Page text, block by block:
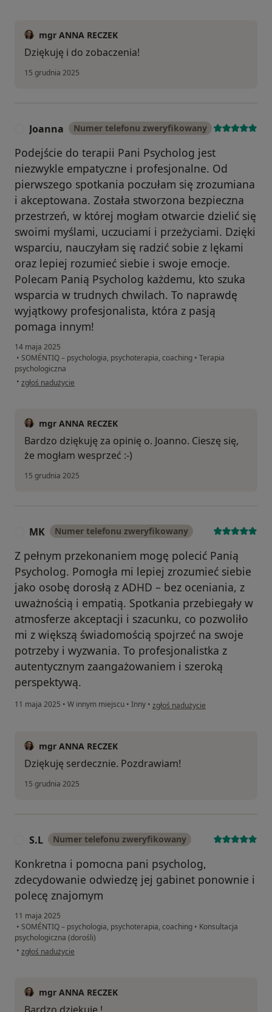
mgr ANNA RECZEK
Dziękuję i do zobaczenia!
15 grudnia 2025
Joanna Numer telefonu zweryfikowany
Podejście do terapii Pani Psycholog jest
niezwykle empatyczne i profesjonalne. Od
pierwszego spotkania poczułam się zrozumiana
i akceptowana. Została stworzona bezpieczna
przestrzeń, w której mogłam otwarcie dzielić się
swoimi myślami, uczuciami i przeżyciami. Dzięki
wsparciu, nauczyłam się radzić sobie z lękami
oraz lepiej rozumieć siebie i swoje emocje.
Polecam Panią Psycholog każdemu, kto szuka
wsparcia w trudnych chwilach. To naprawdę
wyjątkowy profesjonalista, która z pasją
pomaga innym!
14 maja 2025
• SOMÉNTIQ – psychologia, psychoterapia, coaching • Terapia
psychologiczna
• w opinii użytkownika Joanna
zgłoś nadużycie
mgr ANNA RECZEK
Bardzo dziękuję za opinię o. Joanno. Cieszę się,
że mogłam wesprzeć :-)
15 grudnia 2025
MK Numer telefonu zweryfikowany
Z pełnym przekonaniem mogę polecić Panią
Psycholog. Pomogła mi lepiej zrozumieć siebie
jako osobę dorosłą z ADHD – bez oceniania, z
uważnością i empatią. Spotkania przebiegały w
atmosferze akceptacji i szacunku, co pozwoliło
mi z większą świadomością spojrzeć na swoje
potrzeby i wyzwania. To profesjonalistka z
autentycznym zaangażowaniem i szeroką
perspektywą.
11 maja 2025 • W innym miejscu • Inny • w opinii użytkownika MK
zgłoś nadużycie
mgr ANNA RECZEK
Dziękuję serdecznie. Pozdrawiam!
15 grudnia 2025
S.L Numer telefonu zweryfikowany
Konkretna i pomocna pani psycholog,
zdecydowanie odwiedzę jej gabinet ponownie i
polecę znajomym
11 maja 2025
• SOMÉNTIQ – psychologia, psychoterapia, coaching • Konsultacja
psychologiczna (dorośli)
• w opinii użytkownika S.L
zgłoś nadużycie
mgr ANNA RECZEK